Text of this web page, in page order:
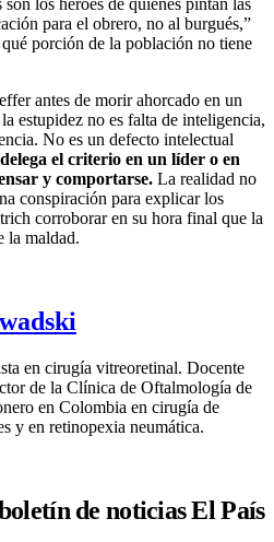
los héroes de quienes pintan las
para el obrero, no al burgués,”
porción de la población no tiene
antes de morir ahorcado en un
estupidez no es falta de inteligencia,
No es un defecto intelectual
el criterio en un líder o en
y comportarse. La realidad no
conspiración para explicar los
corroborar en su hora final que la
la maldad.
en cirugía vitreoretinal. Docente
de la Clínica de Oftalmología de
en Colombia en cirugía de
y en retinopexia neumática.
de noticias El País